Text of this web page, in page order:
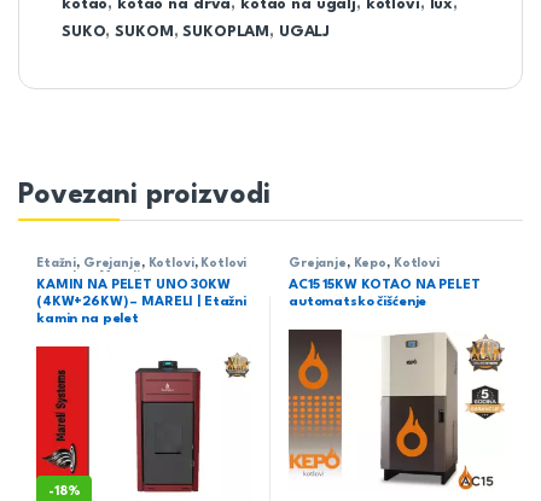
kotao, kotao na drva, kotao na ugalj, kotlovi, lux,
SUKO,SUKOM ,SUKOPLAM , UGALJ
Povezani proizvodi
Etažni, Grejanje , Kotlovi, Kotlovi
KAMIN NA PELET UNO 30KW
(4KW+26KW) – MARELI | Etažni
kamin na pelet
-18%
Grejanje , Kepo , Kotlovi
AC15 15KW KOTAO NA PELET
automatsko čišćenje